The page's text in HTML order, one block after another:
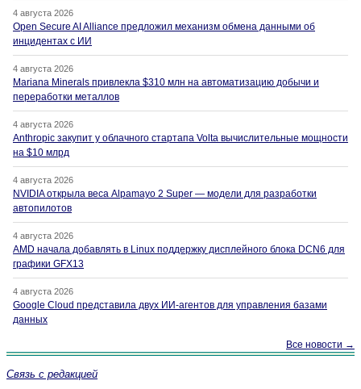
4 августа 2026
Open Secure AI Alliance предложил механизм обмена данными об
инцидентах с ИИ
4 августа 2026
Mariana Minerals привлекла $310 млн на автоматизацию добычи и
переработки металлов
4 августа 2026
Anthropic закупит у облачного стартапа Volta вычислительные мощности
на $10 млрд
4 августа 2026
NVIDIA открыла веса Alpamayo 2 Super — модели для разработки
автопилотов
4 августа 2026
AMD начала добавлять в Linux поддержку дисплейного блока DCN6 для
графики GFX13
4 августа 2026
Google Cloud представила двух ИИ-агентов для управления базами
данных
Все новости →
Связь с редакцией